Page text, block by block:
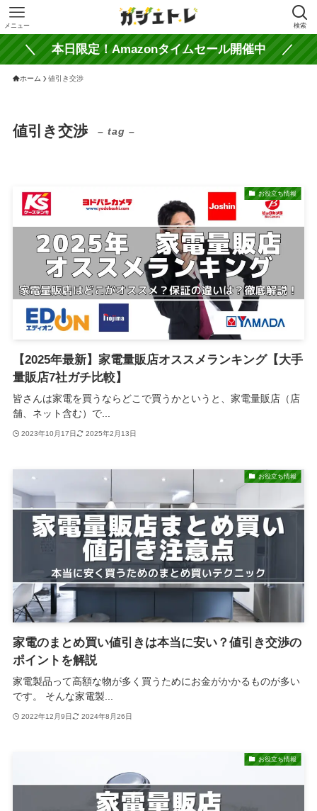
検索
メニュー
＼ 本日限定！Amazonタイムセール開催中 ／
ホーム 値引き交渉
値引き交渉 – tag –
お役立ち情報
【2025年最新】家電量販店オススメランキング【大手
量販店7社ガチ比較】
皆さんは家電を買うならどこで買うかというと、家電量販店（店
舗、ネット含む）で...
2023年10月17日 2025年2月13日
お役立ち情報
家電のまとめ買い値引きは本当に安い？値引き交渉の
ポイントを解説
家電製品って高額な物が多く買うためにお金がかかるものが多い
です。 そんな家電製...
2022年12月9日 2024年8月26日
お役立ち情報